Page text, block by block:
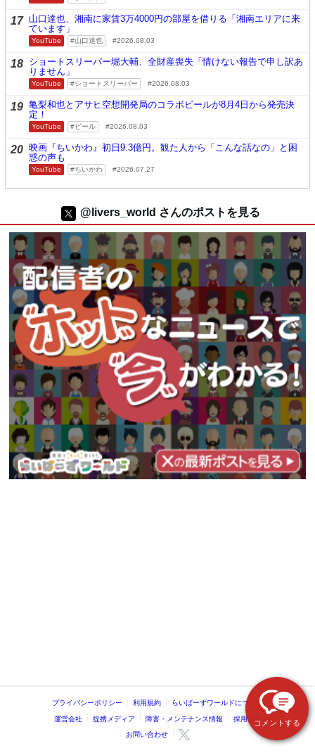
コメントする
17 山口達也、湘南に家賃3万4000円の部屋を借りる「湘南エリアに来
ています」
YouTube 山口達也 2026.08.03
18 ショートスリーパー堀大輔、全財産喪失「情けない報告で申し訳あ
りません」
YouTube ショートスリーパー 2026.08.03
19 亀梨和也とアサヒ空想開発局のコラボビールが8月4日から発売決
定！
YouTube ビール 2026.08.03
20 映画『ちいかわ』初日9.3億円。観た人から「こんな話なの」と困
惑の声も
YouTube ちいかわ 2026.07.27
@livers_world さんのポストを見る
プライバシーポリシー 利用規約 らいばーずワールドについて
運営会社 提携メディア 障害・メンテナンス情報 採用情報
お問い合わせ